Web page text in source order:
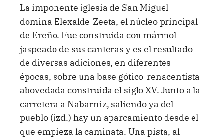
La imponente iglesia de San Miguel
domina Elexalde-Zeeta, el núcleo principal
de Ereño. Fue construida con mármol
jaspeado de sus canteras y es el resultado
de diversas adiciones, en diferentes
épocas, sobre una base gótico-renacentista
abovedada construida el siglo XV. Junto a la
carretera a Nabarniz, saliendo ya del
pueblo (izd.) hay un aparcamiento desde el
que empieza la caminata. Una pista, al